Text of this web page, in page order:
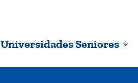
Universidades Seniores